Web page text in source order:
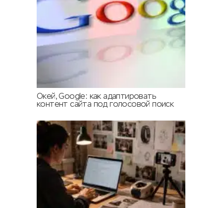
Окей, Google: как адаптировать
контент сайта под голосовой поиск